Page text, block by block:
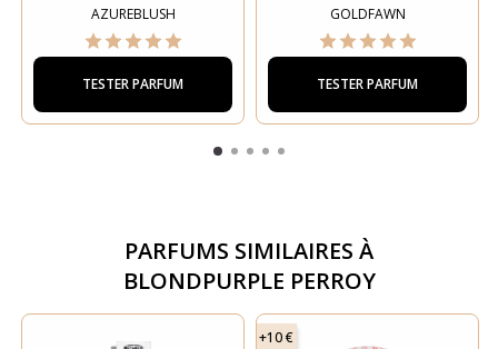
AZUREBLUSH
TESTER PARFUM
GOLDFAWN
TESTER PARFUM
PARFUMS SIMILAIRES À
BLONDPURPLE PERROY
+10 €